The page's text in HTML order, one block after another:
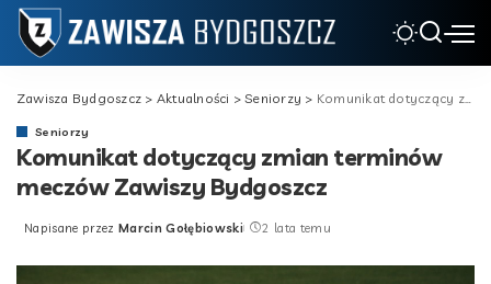
Zawisza Bydgoszcz > Aktualności >Seniorzy > Komunikat dotyczący zmian terminów meczów Zawiszy Bydgoszcz
Seniorzy
Komunikat dotyczący zmian terminów
meczów Zawiszy Bydgoszcz
Posted
Napisane przez Marcin Gołębiowski 2 lata temu